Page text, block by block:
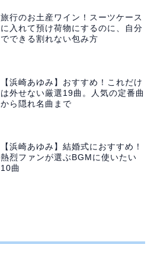
旅行のお土産ワイン！スーツケース
に入れて預け荷物にするのに、自分
でできる割れない包み方
【浜崎あゆみ】おすすめ！これだけ
は外せない厳選19曲。人気の定番曲
から隠れ名曲まで
【浜崎あゆみ】結婚式におすすめ！
熱烈ファンが選ぶBGMに使いたい
10曲